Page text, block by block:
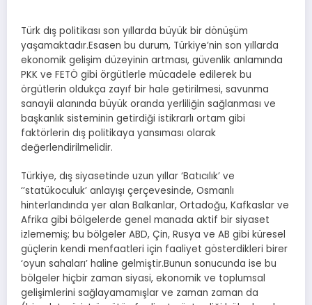
Türk dış politikası son yıllarda büyük bir dönüşüm
yaşamaktadır.Esasen bu durum, Türkiye’nin son yıllarda
ekonomik gelişim düzeyinin artması, güvenlik anlamında
PKK ve FETÖ gibi örgütlerle mücadele edilerek bu
örgütlerin oldukça zayıf bir hale getirilmesi, savunma
sanayii alanında büyük oranda yerliliğin sağlanması ve
başkanlık sisteminin getirdiği istikrarlı ortam gibi
faktörlerin dış politikaya yansıması olarak
değerlendirilmelidir.
Türkiye, dış siyasetinde uzun yıllar ‘Batıcılık’ ve
‘’statükoculuk’ anlayışı çerçevesinde, Osmanlı
hinterlandında yer alan Balkanlar, Ortadoğu, Kafkaslar ve
Afrika gibi bölgelerde genel manada aktif bir siyaset
izlememiş; bu bölgeler ABD, Çin, Rusya ve AB gibi küresel
güçlerin kendi menfaatleri için faaliyet gösterdikleri birer
‘oyun sahaları’ haline gelmiştir.Bunun sonucunda ise bu
bölgeler hiçbir zaman siyasi, ekonomik ve toplumsal
gelişimlerini sağlayamamışlar ve zaman zaman da